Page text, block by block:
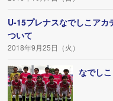
U-15プレナスなでしこア
ついて
2018年9月25日（火）
なでし